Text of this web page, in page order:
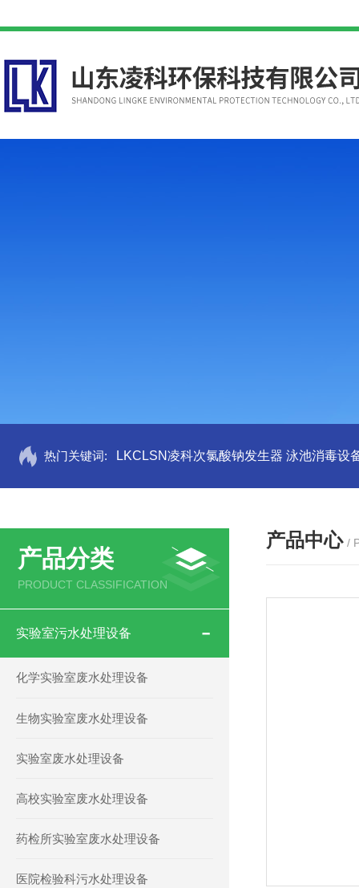
热门关键词: LKCLSN凌科次氯酸钠发生器 泳池消毒设
产品分类
PRODUCT CLASSIFICATION
实验室污水处理设备
化学实验室废水处理设备
生物实验室废水处理设备
实验室废水处理设备
高校实验室废水处理设备
药检所实验室废水处理设备
医院检验科污水处理设备
产品中心 /